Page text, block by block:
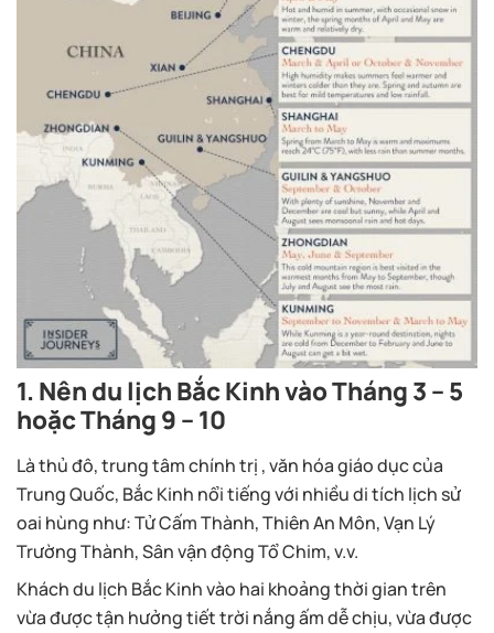
1. Nên du lịch Bắc Kinh vào Tháng 3 – 5
hoặc Tháng 9 – 10
Là thủ đô, trung tâm chính trị , văn hóa giáo dục của
Trung Quốc, Bắc Kinh nổi tiếng với nhiều di tích lịch sử
oai hùng như: Tử Cấm Thành, Thiên An Môn, Vạn Lý
Trường Thành, Sân vận động Tổ Chim, v.v.
Khách du lịch Bắc Kinh vào hai khoảng thời gian trên
vừa được tận hưởng tiết trời nắng ấm dễ chịu, vừa được